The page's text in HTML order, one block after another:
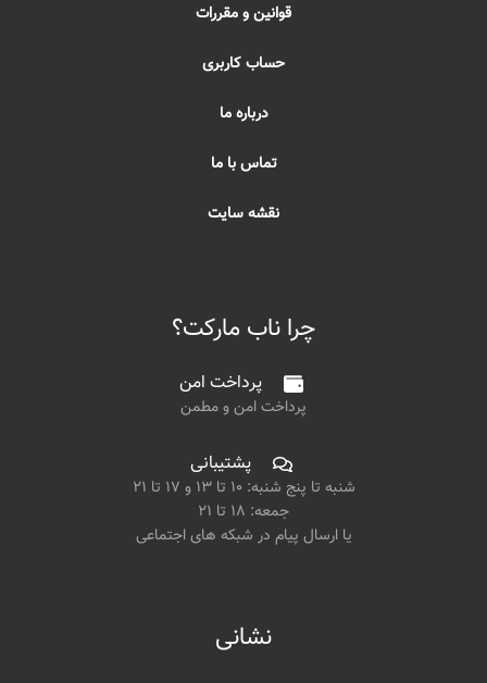
قوانین و مقررات
حساب کاربری
درباره ما
تماس با ما
نقشه سایت
چرا ناب مارکت؟
پرداخت امن
پرداخت امن و مطمن
پشتیبانی
شنبه تا پنج شنبه: ۱۰ تا ۱۳ و ۱۷ تا ۲۱
جمعه: ۱۸ تا ۲۱
یا ارسال پیام در شبکه های اجتماعی
نشانی